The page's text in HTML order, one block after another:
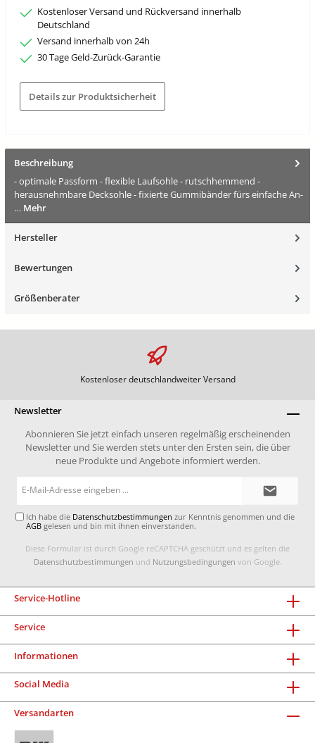
Kostenloser Versand und Rückversand innerhalb
Deutschland
Versand innerhalb von 24h
30 Tage Geld-Zurück-Garantie
Details zur Produktsicherheit
Beschreibung
- optimale Passform - flexible Laufsohle - rutschhemmend -
herausnehmbare Decksohle - fixierte Gummibänder fürs einfache An-
… Mehr
Hersteller
Bewertungen
Größenberater
Kostenloser deutschlandweiter Versand
Newsletter
Abonnieren Sie jetzt einfach unseren regelmäßig erscheinenden
Newsletter und Sie werden stets unter den Ersten sein, die über
neue Produkte und Angebote informiert werden.
Ich habe die Datenschutzbestimmungen zur Kenntnis genommen und die
AGB gelesen und bin mit ihnen einverstanden.
Diese Formular ist durch Google reCAPTCHA geschützt und es gelten die
Datenschutzbestimmungen und Nutzungsbedingungen von Google.
Service-Hotline
Service
Informationen
Social Media
Versandarten